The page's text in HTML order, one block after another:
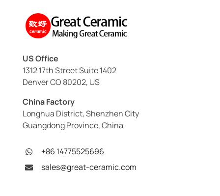
US Office
1312 17th Street Suite 1402
Denver CO 80202, US
China Factory
Longhua District, Shenzhen City
Guangdong Province, China
+86 14775525696
sales@great-ceramic.com